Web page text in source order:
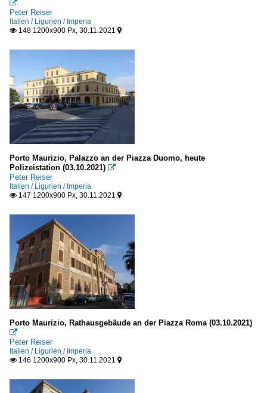

Peter Reiser
Italien / Ligurien / Imperia
 148 1200x900 Px, 30.11.2021 
Porto Maurizio, Palazzo an der Piazza Duomo, heute
Polizeistation (03.10.2021) 
Peter Reiser
Italien / Ligurien / Imperia
 147 1200x900 Px, 30.11.2021 
Porto Maurizio, Rathausgebäude an der Piazza Roma (03.10.2021)

Peter Reiser
Italien / Ligurien / Imperia
 146 1200x900 Px, 30.11.2021 